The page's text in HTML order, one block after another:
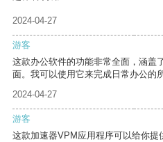
2024-04-27
游客
这款办公软件的功能非常全面，涵盖
面。我可以使用它来完成日常办公的
2024-04-27
游客
这款加速器VPM应用程序可以给你